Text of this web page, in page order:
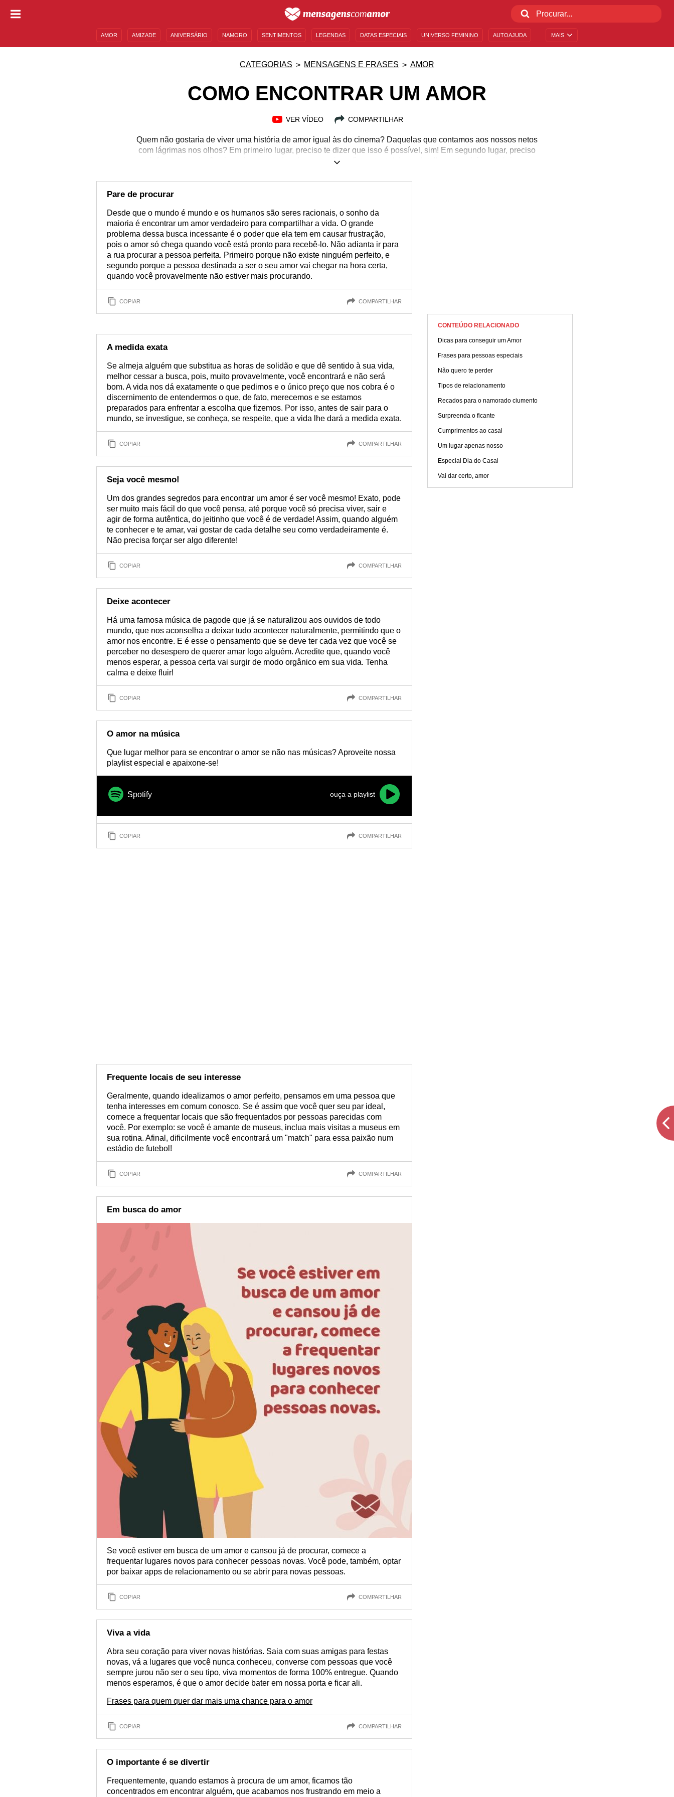
MAIS
AMOR AMIZADE ANIVERSÁRIO NAMORO SENTIMENTOS LEGENDAS DATAS ESPECIAIS UNIVERSO FEMININO AUTOAJUDA
CATEGORIAS MENSAGENS E FRASES AMOR
COMO ENCONTRAR UM AMOR
VER VÍDEO COMPARTILHAR
Quem não gostaria de viver uma história de amor igual às do cinema? Daquelas que contamos aos nossos netos
com lágrimas nos olhos? Em primeiro lugar, preciso te dizer que isso é possível, sim! Em segundo lugar, preciso
te informar que você vai precisar aprender algumas coisas, ficar atento(a) aos detalhes e também se abrir para
precisa se relembrar do quão simples é sentir e permitir que alguém sinta o mesmo de volta. Venha aprender o
Pare de procurar
Desde que o mundo é mundo e os humanos são seres racionais, o sonho da
maioria é encontrar um amor verdadeiro para compartilhar a vida. O grande
problema dessa busca incessante é o poder que ela tem em causar frustração,
pois o amor só chega quando você está pronto para recebê-lo. Não adianta ir para
a rua procurar a pessoa perfeita. Primeiro porque não existe ninguém perfeito, e
segundo porque a pessoa destinada a ser o seu amor vai chegar na hora certa,
quando você provavelmente não estiver mais procurando.
COPIAR COMPARTILHAR
A medida exata
Se almeja alguém que substitua as horas de solidão e que dê sentido à sua vida,
melhor cessar a busca, pois, muito provavelmente, você encontrará e não será
bom. A vida nos dá exatamente o que pedimos e o único preço que nos cobra é o
discernimento de entendermos o que, de fato, merecemos e se estamos
preparados para enfrentar a escolha que fizemos. Por isso, antes de sair para o
mundo, se investigue, se conheça, se respeite, que a vida lhe dará a medida exata.
COPIAR COMPARTILHAR
Seja você mesmo!
Um dos grandes segredos para encontrar um amor é ser você mesmo! Exato, pode
ser muito mais fácil do que você pensa, até porque você só precisa viver, sair e
agir de forma autêntica, do jeitinho que você é de verdade! Assim, quando alguém
te conhecer e te amar, vai gostar de cada detalhe seu como verdadeiramente é.
Não precisa forçar ser algo diferente!
COPIAR COMPARTILHAR
Deixe acontecer
Há uma famosa música de pagode que já se naturalizou aos ouvidos de todo
mundo, que nos aconselha a deixar tudo acontecer naturalmente, permitindo que o
amor nos encontre. E é esse o pensamento que se deve ter cada vez que você se
perceber no desespero de querer amar logo alguém. Acredite que, quando você
menos esperar, a pessoa certa vai surgir de modo orgânico em sua vida. Tenha
calma e deixe fluir!
COPIAR COMPARTILHAR
O amor na música
Que lugar melhor para se encontrar o amor se não nas músicas? Aproveite nossa
playlist especial e apaixone-se!
Spotify ouça a playlist
COPIAR COMPARTILHAR
Frequente locais de seu interesse
Geralmente, quando idealizamos o amor perfeito, pensamos em uma pessoa que
tenha interesses em comum conosco. Se é assim que você quer seu par ideal,
comece a frequentar locais que são frequentados por pessoas parecidas com
você. Por exemplo: se você é amante de museus, inclua mais visitas a museus em
sua rotina. Afinal, dificilmente você encontrará um "match" para essa paixão num
estádio de futebol!
COPIAR COMPARTILHAR
Em busca do amor
Se você estiver em busca de um amor e cansou já de procurar, comece a
frequentar lugares novos para conhecer pessoas novas. Você pode, também, optar
por baixar apps de relacionamento ou se abrir para novas pessoas.
COPIAR COMPARTILHAR
Viva a vida
Abra seu coração para viver novas histórias. Saia com suas amigas para festas
novas, vá a lugares que você nunca conheceu, converse com pessoas que você
sempre jurou não ser o seu tipo, viva momentos de forma 100% entregue. Quando
menos esperamos, é que o amor decide bater em nossa porta e ficar ali.
Frases para quem quer dar mais uma chance para o amor
COPIAR COMPARTILHAR
O importante é se divertir
Frequentemente, quando estamos à procura de um amor, ficamos tão
concentrados em encontrar alguém, que acabamos nos frustrando em meio a
CONTEÚDO RELACIONADO
Dicas para conseguir um Amor
Frases para pessoas especiais
Não quero te perder
Tipos de relacionamento
Recados para o namorado ciumento
Surpreenda o ficante
Cumprimentos ao casal
Um lugar apenas nosso
Especial Dia do Casal
Vai dar certo, amor